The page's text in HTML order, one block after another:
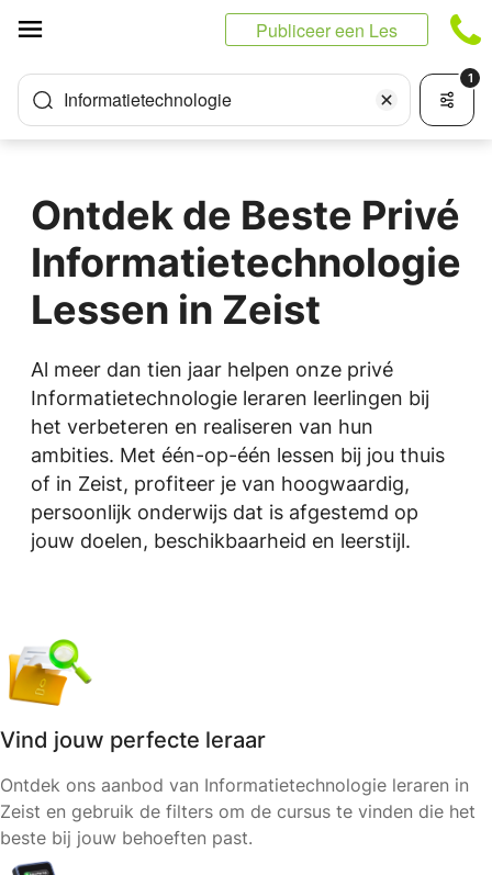
Publiceer een Les
Informatietechnologie
1
Ontdek de Beste Privé
Informatietechnologie
Lessen in Zeist
Al meer dan tien jaar helpen onze privé
Informatietechnologie leraren leerlingen bij
het verbeteren en realiseren van hun
ambities. Met één-op-één lessen bij jou thuis
of in Zeist, profiteer je van hoogwaardig,
persoonlijk onderwijs dat is afgestemd op
jouw doelen, beschikbaarheid en leerstijl.
Vind jouw perfecte leraar
Ontdek ons aanbod van Informatietechnologie leraren in
Zeist en gebruik de filters om de cursus te vinden die het
beste bij jouw behoeften past.